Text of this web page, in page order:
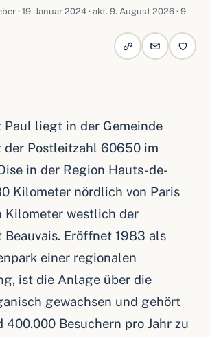
· 19. Januar 2024 · akt. 9. August 2026 · 9
Paul liegt in der Gemeinde
der Postleitzahl 60650 im
in der Region Hauts-de-
Kilometer nördlich von Paris
Kilometer westlich der
Eröffnet 1983 als
einer regionalen
ist die Anlage über die
gewachsen und gehört
400.000 Besuchern pro Jahr zu